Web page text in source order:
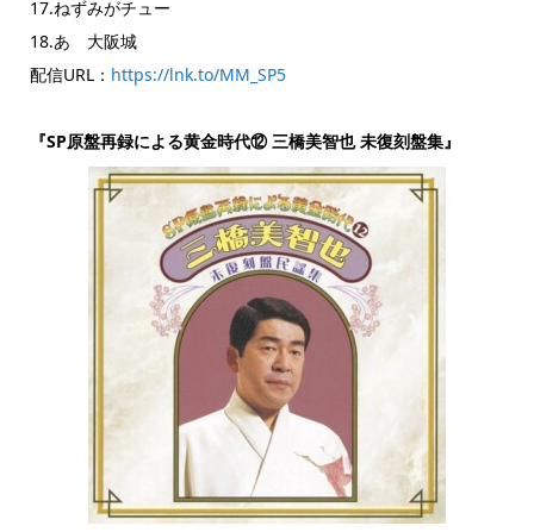
17.ねずみがチュー
18.あゝ大阪城
配信URL： https://lnk.to/MM_SP5
『SP原盤再録による黄金時代⑫ 三橋美智也 未復刻盤集』